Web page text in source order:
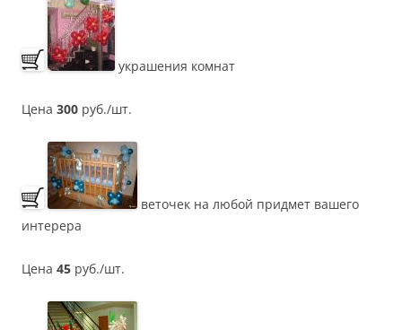
украшения комнат
Цена 300 руб./шт.
веточек на любой придмет вашего
интерера
Цена 45 руб./шт.